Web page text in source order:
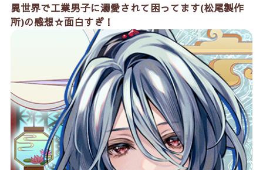
異世界で工業男子に溺愛されて困ってます(松尾製作
所)の感想☆面白すぎ！